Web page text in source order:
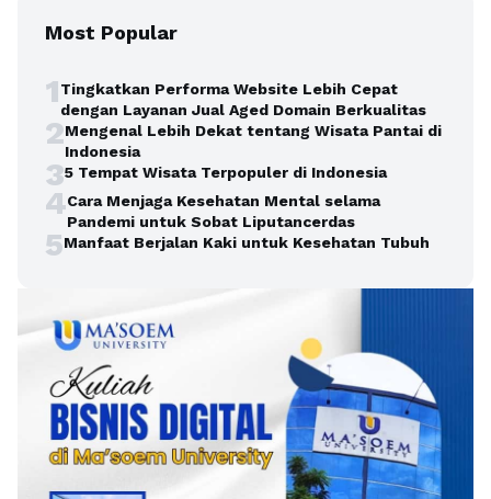
Most Popular
1Tingkatkan Performa Website Lebih Cepat
dengan Layanan Jual Aged Domain Berkualitas
2Mengenal Lebih Dekat tentang Wisata Pantai di
Indonesia
35 Tempat Wisata Terpopuler di Indonesia
4Cara Menjaga Kesehatan Mental selama
Pandemi untuk Sobat Liputancerdas
5Manfaat Berjalan Kaki untuk Kesehatan Tubuh